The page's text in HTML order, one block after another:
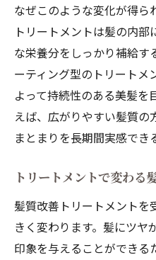
艶やかな髪を維
髪質改善を目指すな
髪質改善の持続
トリートメント
髪質改善は継続
持続力のある髪質
効果を長く楽しむ日
髪質改善後のホ
日常でできる髪
トリートメント
なぜこのような変化が得ら
トリートメントは髪の内
な栄養分をしっかり補給す
ーティング型のトリートメ
よって持続性のある美髪を
えば、広がりやすい髪質の
まとまりを長期間実感でき
トリートメントで変わる
髪質改善トリートメントを
きく変わります。髪にツヤ
印象を与えることができる